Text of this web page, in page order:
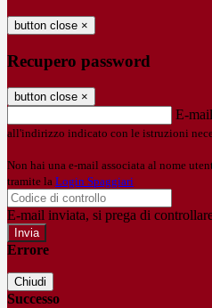
button close ×
Recupero password
button close ×
E-mail
all'indirizzo indicato con le istruzioni
Non hai una e-mail associata al nome
tramite la Login Spaggiari
E-mail inviata, si prega di
Errore
Chiudi
Successo